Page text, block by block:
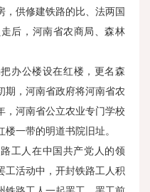
，供修建铁路的比、法两国
后，河南省农商局、森林
办公楼设在红楼，更名森
期，河南省政府将河南省农
，河南省公立农业专门学校
一带的明道书院旧址。
工人在中国共产党人的领
工活动中，开封铁路工人积